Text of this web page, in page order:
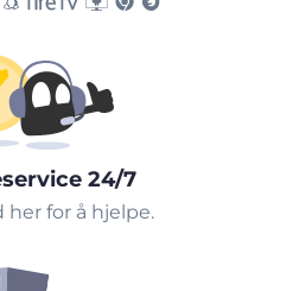
24/7
her for å hjelpe.